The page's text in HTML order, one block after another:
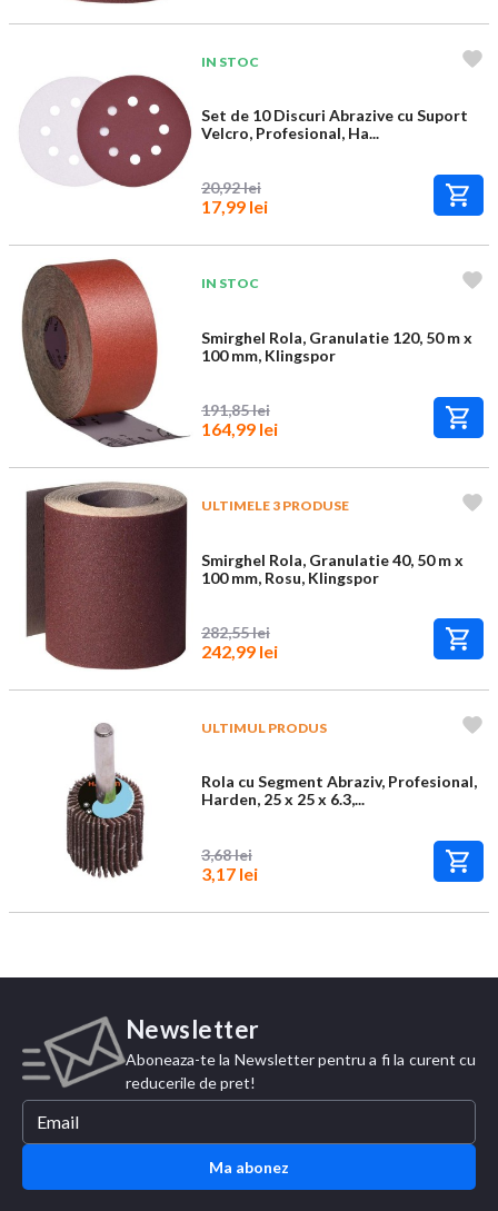
IN STOC
Set de 10 Discuri Abrazive cu Suport
Velcro, Profesional, Ha...
20,92 lei
17,99 lei
IN STOC
Smirghel Rola, Granulatie 120, 50 m x
100 mm, Klingspor
191,85 lei
164,99 lei
ULTIMELE 3 PRODUSE
Smirghel Rola, Granulatie 40, 50 m x
100 mm, Rosu, Klingspor
282,55 lei
242,99 lei
ULTIMUL PRODUS
Rola cu Segment Abraziv, Profesional,
Harden, 25 x 25 x 6.3,...
3,68 lei
3,17 lei
Newsletter
Aboneaza-te la Newsletter pentru a fi la curent cu
reducerile de pret!
Ma abonez